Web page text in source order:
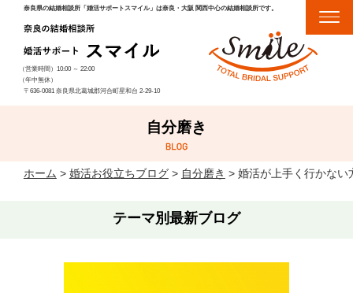
奈良県の結婚相談所「婚活サポートスマイル」は奈良・大阪 関西中心の結婚相談所です。
（営業時間）10:00 ～22:00
（年中無休）
〒636-0081 奈良県北葛城郡河合町星和台 2-29-10
自分磨き
ホーム > 婚活お役立ちブログ> 自分磨き > 婚活が上手く行かない
テーマ別最新ブログ